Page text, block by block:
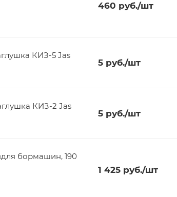
460 руб./шт
КИЗ-5 Jas
5руб./шт
КИЗ-2 Jas
5руб./шт
бормашин, 190
1 425руб./шт